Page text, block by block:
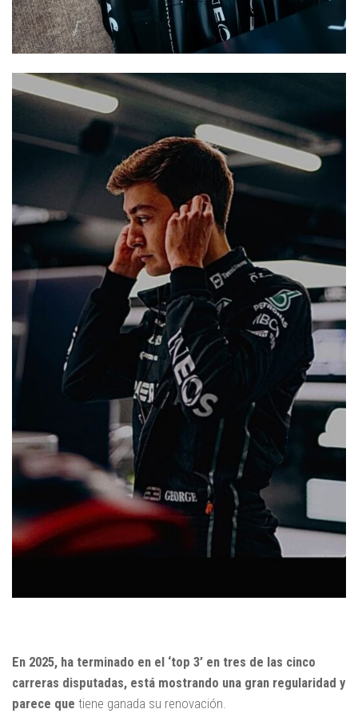
En 2025, ha terminado en el ‘top 3’ en tres de las cinco
carreras disputadas, está mostrando una gran regularidad y
parece que tiene ganada su renovación.